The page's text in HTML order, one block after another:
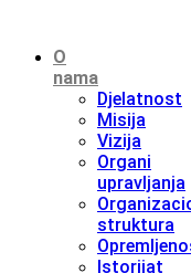
O
nama
Djelatnost
Misija
Vizija
Organi
upravljanja
struktura
Istorijat